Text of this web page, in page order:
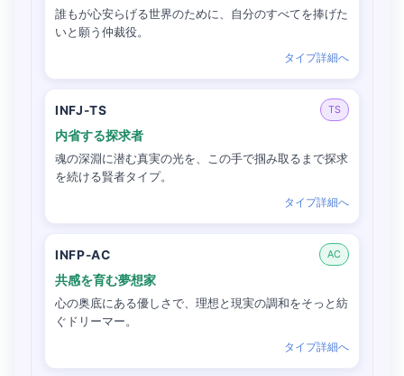
誰もが心安らげる世界のために、自分のすべてを捧げた
いと願う仲裁役。
タイプ詳細へ
INFJ-TS TS
内省する探求者
魂の深淵に潜む真実の光を、この手で掴み取るまで探求
を続ける賢者タイプ。
タイプ詳細へ
INFP-AC AC
共感を育む夢想家
心の奥底にある優しさで、理想と現実の調和をそっと紡
ぐドリーマー。
タイプ詳細へ